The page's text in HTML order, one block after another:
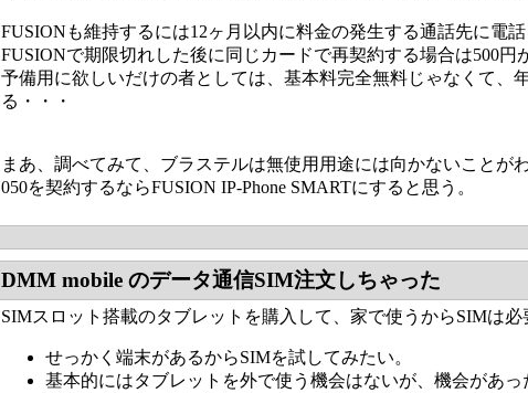
FUSIONも維持するには12ヶ月以内に料金の発生する通話先に電話
FUSIONで期限切れした後に同じカードで再契約する場合は500円
予備用に欲しいだけの者としては、基本料完全無料じゃなくて
る・・・
まあ、調べてみて、ブラステルは無使用用途には向かないことがわ
050を契約するならFUSION IP-Phone SMARTにすると思う。
DMM mobile のデータ通信SIM注文しちゃった
SIMスロット搭載のタブレットを購入して、家で使うからSIMは必
せっかく端末があるからSIMを試してみたい。
基本的にはタブレットを外で使う機会はないが、機会があっ